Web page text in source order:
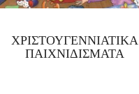
ΧΡΙΣΤΟΥΓΕΝΝΙΑΤΙΚΑ
ΠΑΙΧΝΙΔΙΣΜΑΤΑ